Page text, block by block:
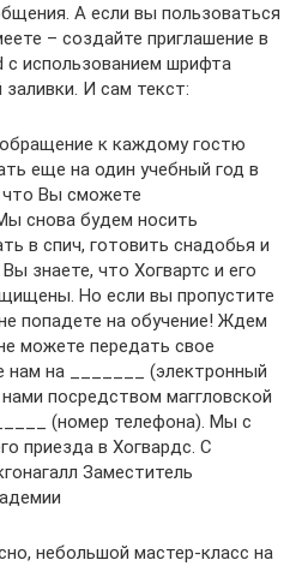
А если вы пользоваться
– создайте приглашение в
использованием шрифта
заливки. И сам текст:
к каждому гостю
еще на один учебный год в
Вы сможете
снова будем носить
в спич, готовить снадобья и
знаете, что Хогвартс и его
Но если вы пропустите
попадете на обучение! Ждем
можете передать свое
нам на _______ (электронный
посредством маггловской
(номер телефона). Мы с
приезда в Хогвардс. С
Заместитель
небольшой мастер-класс на